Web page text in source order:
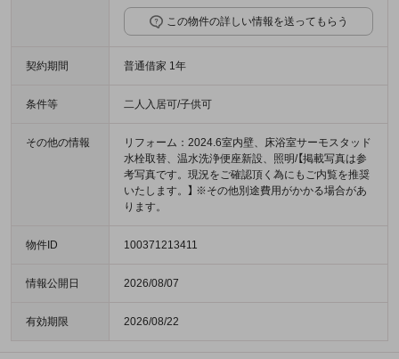
この物件の詳しい情報を送ってもらう
契約期間 普通借家 1年
条件等 二人入居可/子供可
その他の情報
リフォーム：2024.6室内壁、床浴室サーモスタッド
水栓取替、温水洗浄便座新設、照明/【掲載写真は参
考写真です。現況をご確認頂く為にもご内覧を推奨
いたします。】 ※その他別途費用がかかる場合があ
ります。
物件ID 100371213411
情報公開日 2026/08/07
有効期限 2026/08/22